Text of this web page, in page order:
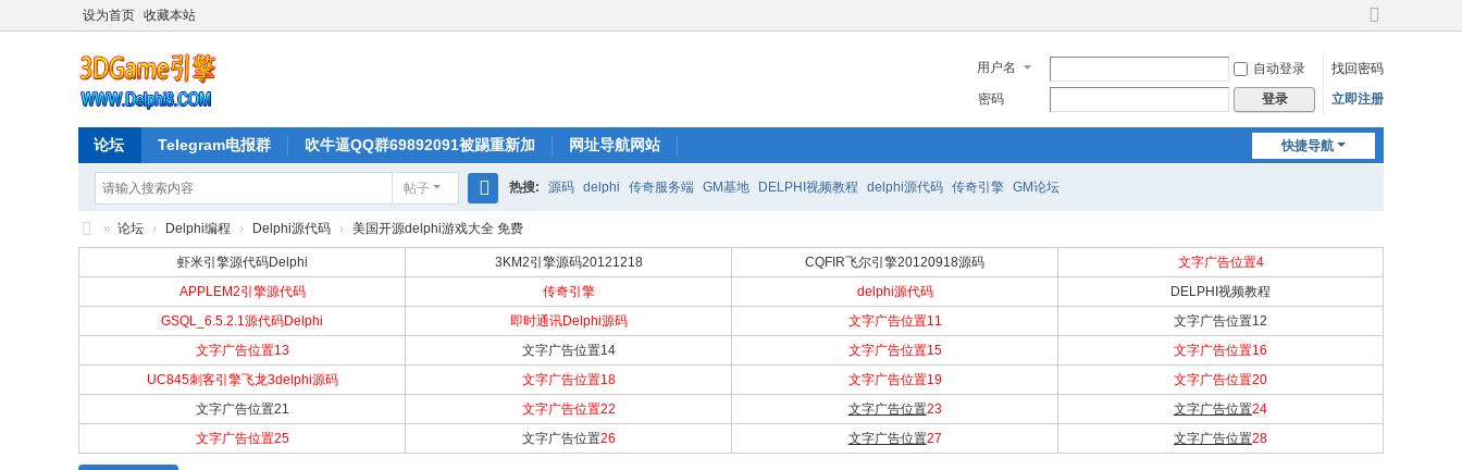
设为首页 收藏本站
切
到
宽
用户名 自动登录
找回密码
密码
登录 立即注册
快捷导航
论坛 Telegram电报群 吹牛逼QQ群69892091被踢重新加 网址导航网站
帖子
搜
索
热搜: 源码 delphi 传奇服务端 GM基地 DELPHI视频教程 delphi源代码 传奇引擎 GM论坛
码
» 论坛 › Delphi编程 › Delphi源代码 › 美国开源delphi游戏大全 免费
虾米引擎源代码Delphi 3KM2引擎源码20121218 CQFIR飞尔引擎20120918源码
文字广告位置4
APPLEM2引擎源代码
传奇引擎 delphi源代码
DELPHI视频教程
GSQL_6.5.2.1源代码Delphi
即时通讯Delphi源码 文字广告位置11
文字广告位置12
文字广告位置13
文字广告位置14 文字广告位置15
文字广告位置16
UC845刺客引擎飞龙3delphi源码
文字广告位置18 文字广告位置19
文字广告位置20
文字广告位置21
文字广告位置22 文字广告位置23 文字广告位置24
文字广告位置25
文字广告位置26 文字广告位置27 文字广告位置28